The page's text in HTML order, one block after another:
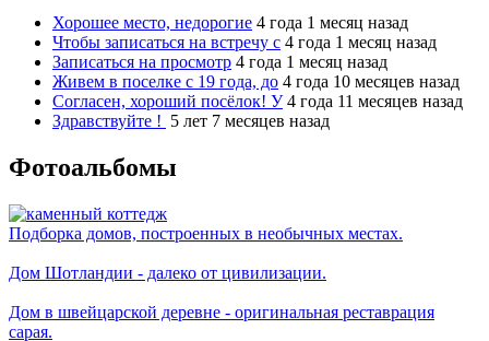
Хорошее место, недорогие 4 года 1 месяц назад
Чтобы записаться на встречу с 4 года 1 месяц назад
Записаться на просмотр 4 года 1 месяц назад
Живем в поселке с 19 года, до 4 года 10 месяцев назад
Согласен, хороший посёлок! У 4 года 11 месяцев назад
Здравствуйте ! 5 лет 7 месяцев назад
Фотоальбомы
Подборка домов, построенных в необычных местах.
Дом Шотландии - далеко от цивилизации.
Дом в швейцарской деревне - оригинальная реставрация
сарая.